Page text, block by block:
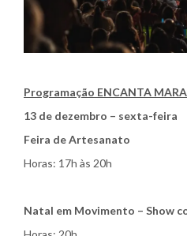
Programação ENCANTA
13 de dezembro – sexta-feira
Feira de Artesanato
Horas: 17h às 20h
Natal em Movimento – Show